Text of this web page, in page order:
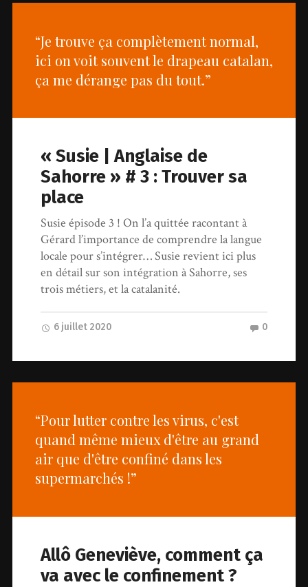
“Je trouve ça complètement normal,
ici on voit souvent le drapeau catalan,
ça me dérange pas du tout.”
« Susie | Anglaise de
Sahorre » # 3 : Trouver sa
place
Susie épisode 3 ! On l’a quittée racontant à
Gérard l’importance de comprendre la langue
locale pour s’intégrer… Susie revient ici plus
en détail sur son intégration à Sahorre, ses
trois métiers, et la catalanité.
6 juillet 2020 0
“Pour lutter contre les virus, c'est
quand même mieux d'être au grand
air que d'être confiné dans les
supermarchés !”
Allô Geneviève, comment ça
va avec le confinement ?